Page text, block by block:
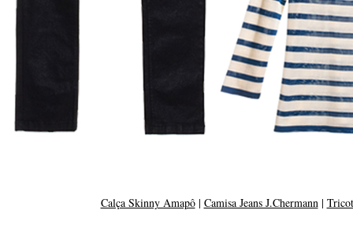
Calça Skinny Amapô| Camisa Jeans J.Chermann|